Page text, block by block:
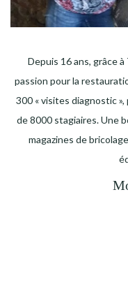
Depuis 16 ans, grâce
passion pour la
300 « visites diagnostic
de 8000 stagiaires. Une
magazines de